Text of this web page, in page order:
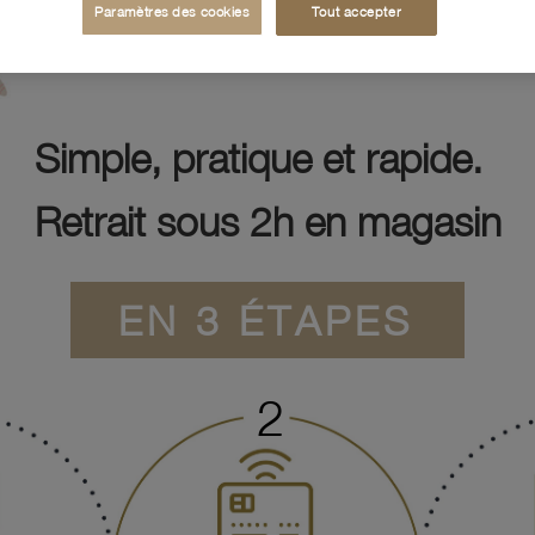
Simple, pratique et rapide.
Retrait sous 2h en magasin
EN 3 ÉTAPES
2
Paramètres des cookies Tout accepter